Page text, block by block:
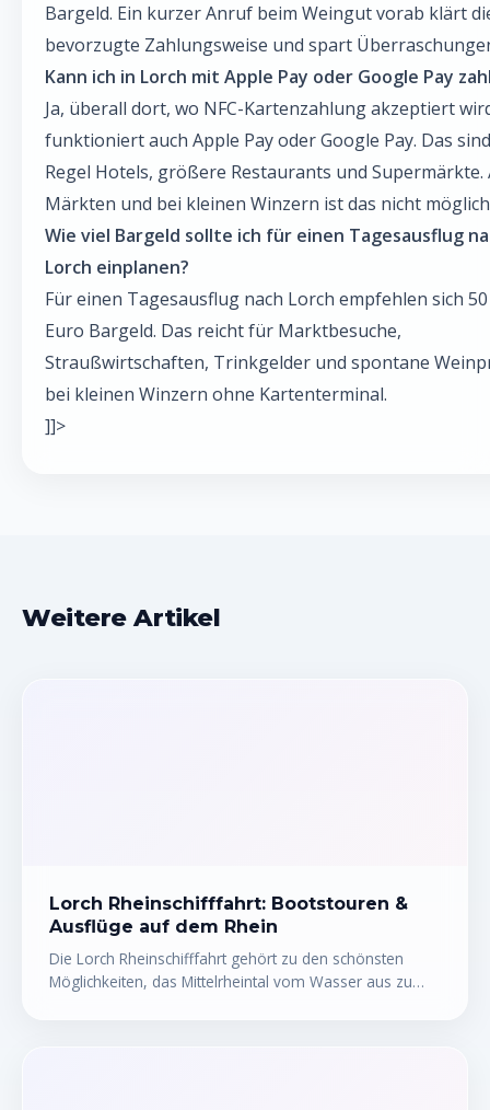
Bargeld. Ein kurzer Anruf beim Weingut vorab klärt
bevorzugte Zahlungsweise und spart
Kann ich in Lorch mit Apple Pay oder Google Pay
Ja, überall dort, wo NFC-Kartenzahlung akzeptiert
funktioniert auch Apple Pay oder Google Pay. Das
Regel Hotels, größere Restaurants und Supermärkte.
Märkten und bei kleinen Winzern ist das nicht
Wie viel Bargeld sollte ich für einen Tagesausflug
Lorch einplanen?
Für einen Tagesausflug nach Lorch empfehlen sich
Euro Bargeld. Das reicht für Marktbesuche,
Straußwirtschaften, Trinkgelder und spontane
bei kleinen Winzern ohne Kartenterminal.
]]>
Weitere Artikel
Lorch Rheinschifffahrt: Bootstouren &
Ausflüge auf dem Rhein
Die Lorch Rheinschifffahrt gehört zu den schönsten
Möglichkeiten, das Mittelrheintal vom Wasser aus zu